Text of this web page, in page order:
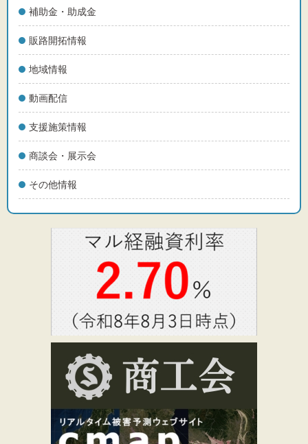
補助金・助成金
販路開拓情報
地域情報
動画配信
支援施策情報
商談会・展示会
その他情報